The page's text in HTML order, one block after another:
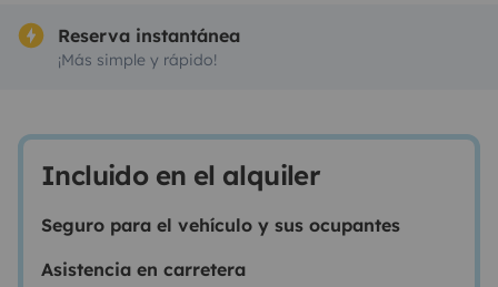
Reserva instantánea
¡Más simple y rápido!
Incluido en el alquiler
Seguro para el vehículo y sus ocupantes
Asistencia en carretera